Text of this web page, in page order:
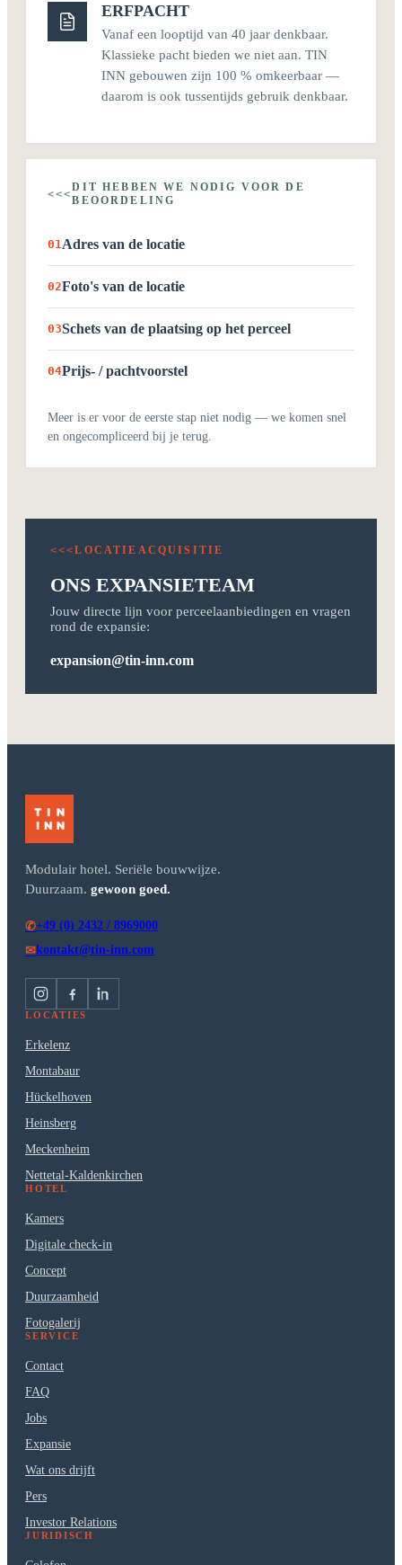
ERFPACHT
Vanaf een looptijd van 40 jaar denkbaar.
Klassieke pacht bieden we niet aan. TIN
INN gebouwen zijn 100 % omkeerbaar —
daarom is ook tussentijds gebruik denkbaar.
<<<
DIT HEBBEN WE NODIG VOOR DE
BEOORDELING
01Adres van de locatie
02Foto's van de locatie
03Schets van de plaatsing op het perceel
04Prijs- / pachtvoorstel
Meer is er voor de eerste stap niet nodig — we komen snel
en ongecompliceerd bij je terug.
<<<LOCATIEACQUISITIE
ONS EXPANSIETEAM
Jouw directe lijn voor perceelaanbiedingen en vragen
rond de expansie:
expansion@tin-inn.com
Modulair hotel. Seriële bouwwijze.
Duurzaam. gewoon goed.
✆+49 (0) 2432 / 8969000
✉kontakt@tin-inn.com
LOCATIES
Erkelenz
Montabaur
Hückelhoven
Heinsberg
Meckenheim
Nettetal-Kaldenkirchen
HOTEL
Kamers
Digitale check-in
Concept
Duurzaamheid
Fotogalerij
SERVICE
Contact
FAQ
Jobs
Expansie
Wat ons drijft
Pers
Investor Relations
JURIDISCH